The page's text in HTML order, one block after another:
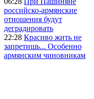
российско-армянские
отношения будут
деградировать
22:28 Красиво жить не
запретишь... Особенно
армянским чиновникам